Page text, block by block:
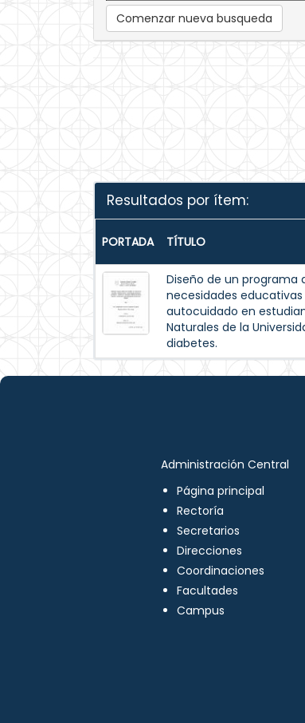
Comenzar nueva busqueda
Resultados por ítem:
PORTADA TÍTULO
Diseño de un programa
necesidades
autocuidado en
Naturales de la
diabetes.
Administración Central
Página principal
Rectoría
Secretarios
Direcciones
Coordinaciones
Facultades
Campus